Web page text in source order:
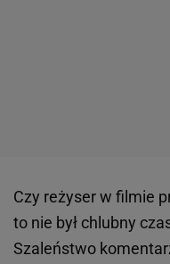
Czy reżyser w filmie
to nie był chlubny
Szaleństwo